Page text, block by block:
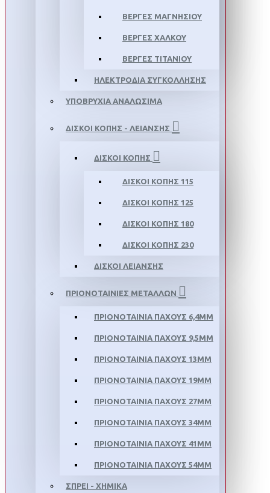
ΒΕΡΓΕΣ ΜΑΓΝΗΣΙΟΥ
ΒΕΡΓΕΣ ΧΑΛΚΟΥ
ΒΕΡΓΕΣ ΤΙΤΑΝΙΟΥ
ΗΛΕΚΤΡΟΔΙΑ ΣΥΓΚΟΛΛΗΣΗΣ
ΥΠΟΒΡΥΧΙΑ ΑΝΑΛΩΣΙΜΑ
ΔΙΣΚΟΙ ΚΟΠΗΣ - ΛΕΙΑΝΣΗΣ
ΔΙΣΚΟΙ ΚΟΠΗΣ
ΔΙΣΚΟΙ ΚΟΠΗΣ 115
ΔΙΣΚΟΙ ΚΟΠΗΣ 125
ΔΙΣΚΟΙ ΚΟΠΗΣ 180
ΔΙΣΚΟΙ ΚΟΠΗΣ 230
ΔΙΣΚΟΙ ΛΕΙΑΝΣΗΣ
ΠΡΙΟΝΟΤΑΙΝΙΕΣ ΜΕΤΑΛΛΩΝ
ΠΡΙΟΝΟΤΑΙΝΙΑ ΠΑΧΟΥΣ 6,4MM
ΠΡΙΟΝΟΤΑΙΝΙΑ ΠΑΧΟΥΣ 9,5MM
ΠΡΙΟΝΟΤΑΙΝΙΑ ΠΑΧΟΥΣ 13MM
ΠΡΙΟΝΟΤΑΙΝΙΑ ΠΑΧΟΥΣ 19MM
ΠΡΙΟΝΟΤΑΙΝΙΑ ΠΑΧΟΥΣ 27MM
ΠΡΙΟΝΟΤΑΙΝΙΑ ΠΑΧΟΥΣ 34MM
ΠΡΙΟΝΟΤΑΙΝΙΑ ΠΑΧΟΥΣ 41MM
ΠΡΙΟΝΟΤΑΙΝΙΑ ΠΑΧΟΥΣ 54MM
ΣΠΡΕΙ - ΧΗΜΙΚΑ